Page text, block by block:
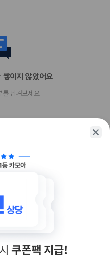
이 면제됩니다.
쌓이지 않았어요
를 남겨보세요
보를 공유해보세요
링크복사